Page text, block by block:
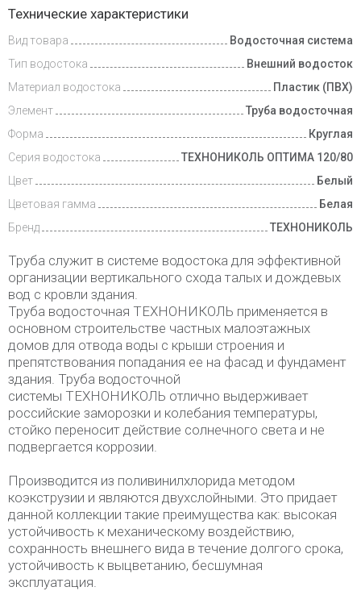
и оплата
Технические характеристики
Вид товара
Водосточная система
Тип водостока
Внешний водосток
Материал водостока
Пластик (ПВХ)
Элемент
Труба водосточная
Форма
Круглая
Серия водостока
ТЕХНОНИКОЛЬ ОПТИМА 120/80
Цвет
Белый
Цветовая гамма
Белая
Бренд
ТЕХНОНИКОЛЬ
Труба служит в системе водостока для эффективной
организации вертикального схода талых и дождевых
вод с кровли здания.
Труба водосточная ТЕХНОНИКОЛЬ применяется в
основном строительстве частных малоэтажных
домов для отвода воды с крыши строения и
препятствования попадания ее на фасад и фундамент
здания. Труба водосточной
системы ТЕХНОНИКОЛЬ отлично выдерживает
российские заморозки и колебания температуры,
стойко переносит действие солнечного света и не
подвергается коррозии.
Производится из поливинилхлорида методом
коэкструзии и являются двухслойными. Это придает
данной коллекции такие преимущества как: высокая
устойчивость к механическому воздействию,
сохранность внешнего вида в течение долгого срока,
устойчивость к выцветанию, бесшумная
эксплуатация.